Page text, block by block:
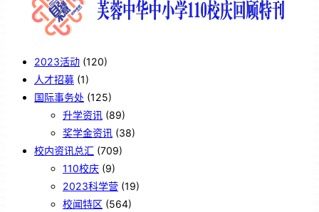
2023活动 (120)
人才招募 (1)
国际事务处 (125)
升学资讯 (89)
奖学金资讯 (38)
校内资讯总汇 (709)
110校庆 (9)
2023科学营 (19)
校闻特区 (564)